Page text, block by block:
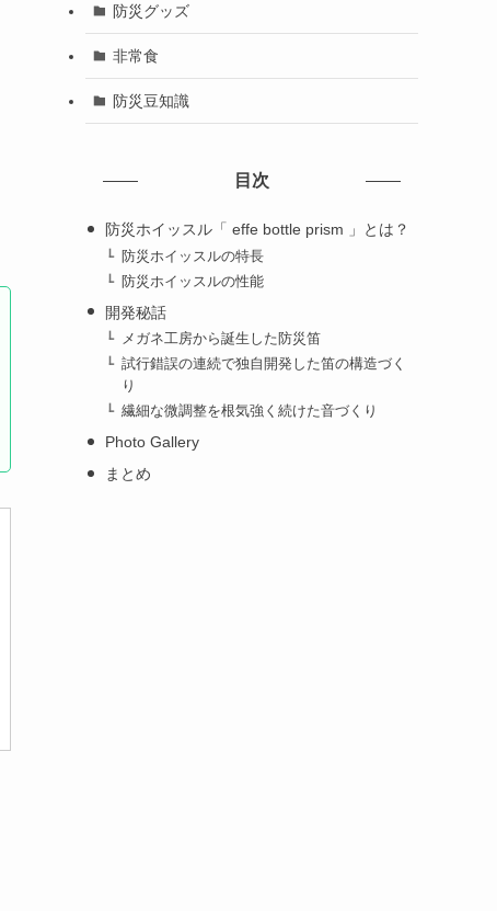
防災グッズ
非常食
防災豆知識
目次
防災ホイッスル「 effe bottle prism 」とは？
防災ホイッスルの特長
防災ホイッスルの性能
開発秘話
メガネ工房から誕生した防災笛
試行錯誤の連続で独自開発した笛の構造づく
り
繊細な微調整を根気強く続けた音づくり
Photo Gallery
まとめ